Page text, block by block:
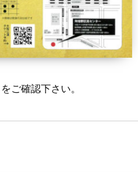
をご確認下さい。